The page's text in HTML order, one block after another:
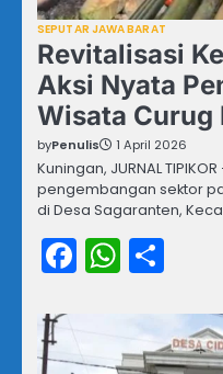
SEPUTAR JAWA BARAT
Revitalisasi
Aksi Nyata
Wisata Curug
byPenulis 1 April 2026
Kuningan, JURNAL
pengembangan sektor
di Desa Sagaranten,
Facebook